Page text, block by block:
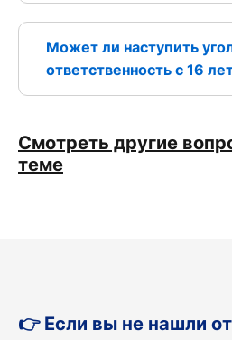
Может ли наступить
ответственность с 16
Смотреть другие
теме
👉 Если вы не нашли